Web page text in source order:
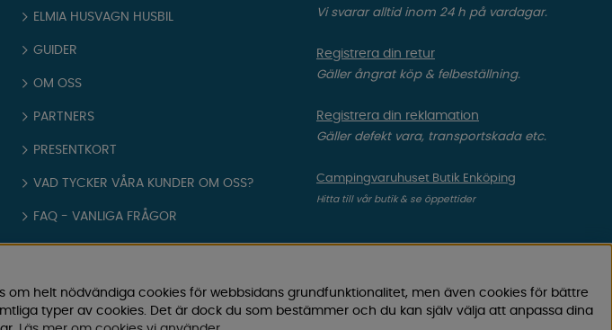
ELMIA HUSVAGN HUSBIL
GUIDER
OM OSS
PARTNERS
PRESENTKORT
VAD TYCKER VÅRA KUNDER OM OSS?
FAQ - VANLIGA FRÅGOR
KÖPVILLKOR
Vi svarar alltid inom 24 h på vardagar.
Registrera din retur
Gäller ångrat köp & felbeställning.
Registrera din reklamation
Gäller defekt vara, transportskada etc.
Campingvaruhuset Butik Enköping
Hitta till vår butik & se öppettider
helt nödvändiga cookies för webbsidans grundfunktionalitet, men även cookies för bättre
typer av cookies. Det är dock du som bestämmer och du kan själv välja att anpassa dina